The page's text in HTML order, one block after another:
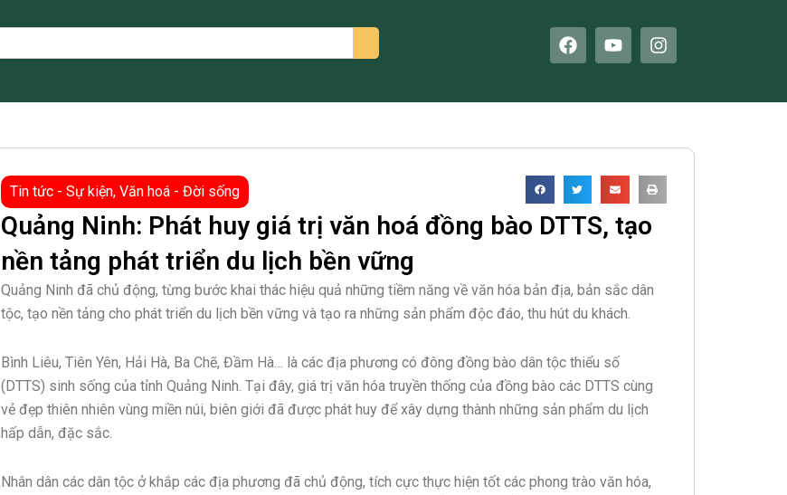
F
a
b
o
Y
o
u
e
I
n
a
r
m
Tin tức - Sự kiện, Văn hoá - Đời sống
Quảng Ninh: Phát huy giá trị văn hoá đồng bào DTTS, tạo
nền tảng phát triển du lịch bền vững
Quảng Ninh đã chủ động, từng bước khai thác hiệu quả những tiềm năng về văn hóa bản địa, bản sắc dân
tộc, tạo nền tảng cho phát triển du lịch bền vững và tạo ra những sản phẩm độc đáo, thu hút du khách.
Bình Liêu, Tiên Yên, Hải Hà, Ba Chẽ, Đầm Hà… là các địa phương có đông đồng bào dân tộc thiểu số
(DTTS) sinh sống của tỉnh Quảng Ninh. Tại đây, giá trị văn hóa truyền thống của đồng bào các DTTS cùng
vẻ đẹp thiên nhiên vùng miền núi, biên giới đã được phát huy để xây dựng thành những sản phẩm du lịch
hấp dẫn, đặc sắc.
Nhân dân các dân tộc ở khắp các địa phương đã chủ động, tích cực thực hiện tốt các phong trào văn hóa,